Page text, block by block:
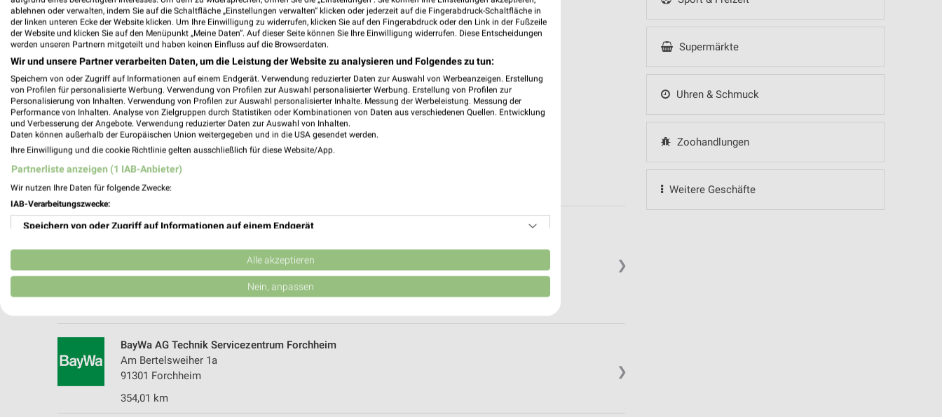
Supermärkte
Uhren & Schmuck
Zoohandlungen
Weitere Geschäfte
❯
OBI Forchheim
Heute 08:00 - 20:00 Uhr | Geschlossen
❯
BayWa AG Technik Servicezentrum Forchheim
Am Bertelsweiher 1a
91301 Forchheim
354,01 km
ablehnen oder verwalten, indem Sie auf die Schaltfläche „Einstellungen verwalten“ klicken oder jederzeit auf die Fingerabdruck-Schaltfläche in
der linken unteren Ecke der Website klicken. Um Ihre Einwilligung zu widerrufen, klicken Sie auf den Fingerabdruck oder den Link in der Fußzeile
der Website und klicken Sie auf den Menüpunkt „Meine Daten“. Auf dieser Seite können Sie Ihre Einwilligung widerrufen. Diese Entscheidungen
werden unseren Partnern mitgeteilt und haben keinen Einfluss auf die Browserdaten.
Wir und unsere Partner verarbeiten Daten, um die Leistung der Website zu analysieren und Folgendes zu tun:
Speichern von oder Zugriff auf Informationen auf einem Endgerät. Verwendung reduzierter Daten zur Auswahl von Werbeanzeigen. Erstellung
von Profilen für personalisierte Werbung. Verwendung von Profilen zur Auswahl personalisierter Werbung. Erstellung von Profilen zur
Personalisierung von Inhalten. Verwendung von Profilen zur Auswahl personalisierter Inhalte. Messung der Werbeleistung. Messung der
Performance von Inhalten. Analyse von Zielgruppen durch Statistiken oder Kombinationen von Daten aus verschiedenen Quellen. Entwicklung
und Verbesserung der Angebote. Verwendung reduzierter Daten zur Auswahl von Inhalten.
Daten können außerhalb der Europäischen Union weitergegeben und in die USA gesendet werden.
Ihre Einwilligung und die cookie Richtlinie gelten ausschließlich für diese Website/App.
Partnerliste anzeigen (1 IAB-Anbieter)
Wir nutzen Ihre Daten für folgende Zwecke:
IAB-Verarbeitungszwecke:
Speichern von oder Zugriff auf Informationen auf einem Endgerät
Verwendung reduzierter Daten zur Auswahl von Werbeanzeigen
Erstellung von Profilen für personalisierte Werbung
Erstellung von Profilen zur Personalisierung von Inhalten
Verwendung von Profilen zur Auswahl personalisierter Inhalte
Messung der Werbeleistung
Alle akzeptieren
Nein, anpassen